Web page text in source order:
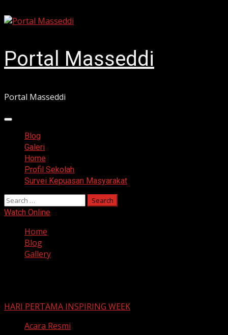
to
Portal Masseddi
Portal Masseddi
Primary
MenuBlog
Galeri
Home
Profil Sekolah
Survei Kepuasan Masyarakat
Search
for:
Watch Online
Home
Blog
Gallery
HARI PERTAMA INSPIRING WEEK
Acara Resmi